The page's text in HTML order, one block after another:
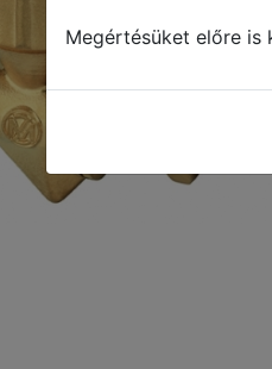
Megértésüket előre is